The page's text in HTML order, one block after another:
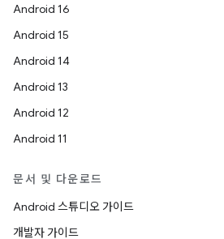
Android 16
Android 15
Android 14
Android 13
Android 12
Android 11
문서 및 다운로드
Android 스튜디오 가이드
개발자 가이드